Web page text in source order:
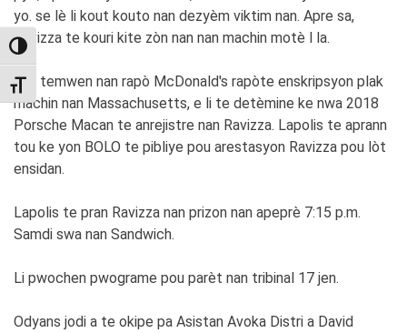
TOGGLE HIGH CONTRAST
TOGGLE FONT SIZE
yo. se lè li kout kouto nan dezyèm viktim nan. Apre sa,
Ravizza te kouri kite zòn nan nan machin motè l la.
Yon temwen nan rapò McDonald's rapòte enskripsyon plak
machin nan Massachusetts, e li te detèmine ke nwa 2018
Porsche Macan te anrejistre nan Ravizza. Lapolis te aprann
tou ke yon BOLO te pibliye pou arestasyon Ravizza pou lòt
ensidan.
Lapolis te pran Ravizza nan prizon nan apeprè 7:15 p.m.
Samdi swa nan Sandwich.
Li pwochen pwograme pou parèt nan tribinal 17 jen.
Odyans jodi a te okipe pa Asistan Avoka Distri a David